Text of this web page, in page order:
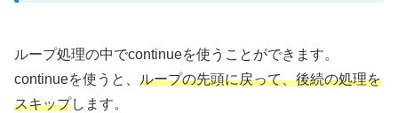
ループ処理の中でcontinueを使うことができます。
continueを使うと、 ループの先頭に戻って、後続の処理を
スキップします。